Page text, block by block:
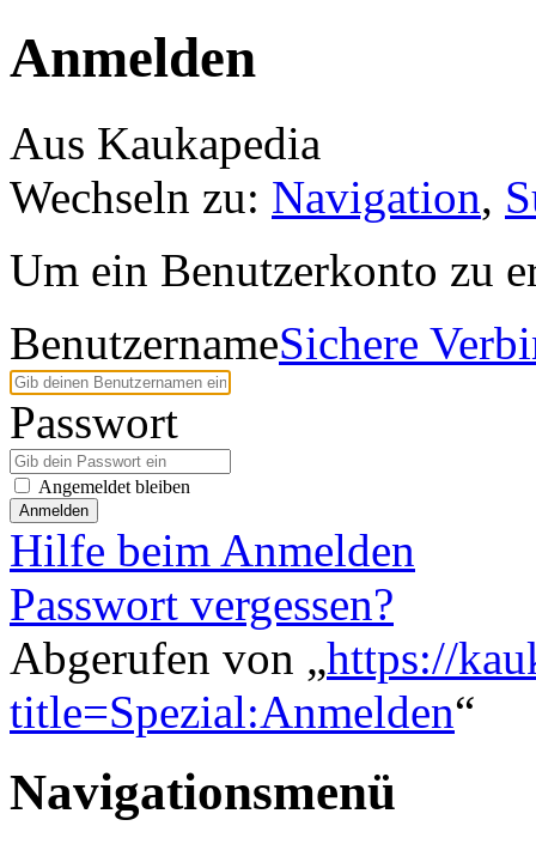
Anmelden
Aus Kaukapedia
Wechseln zu: Navigation,
Um ein Benutzerkonto zu
BenutzernameSichere
Passwort
Angemeldet bleiben
Anmelden
Hilfe beim Anmelden
Passwort vergessen?
Abgerufen von „https://
title=Spezial:Anmelden“
Navigationsmenü